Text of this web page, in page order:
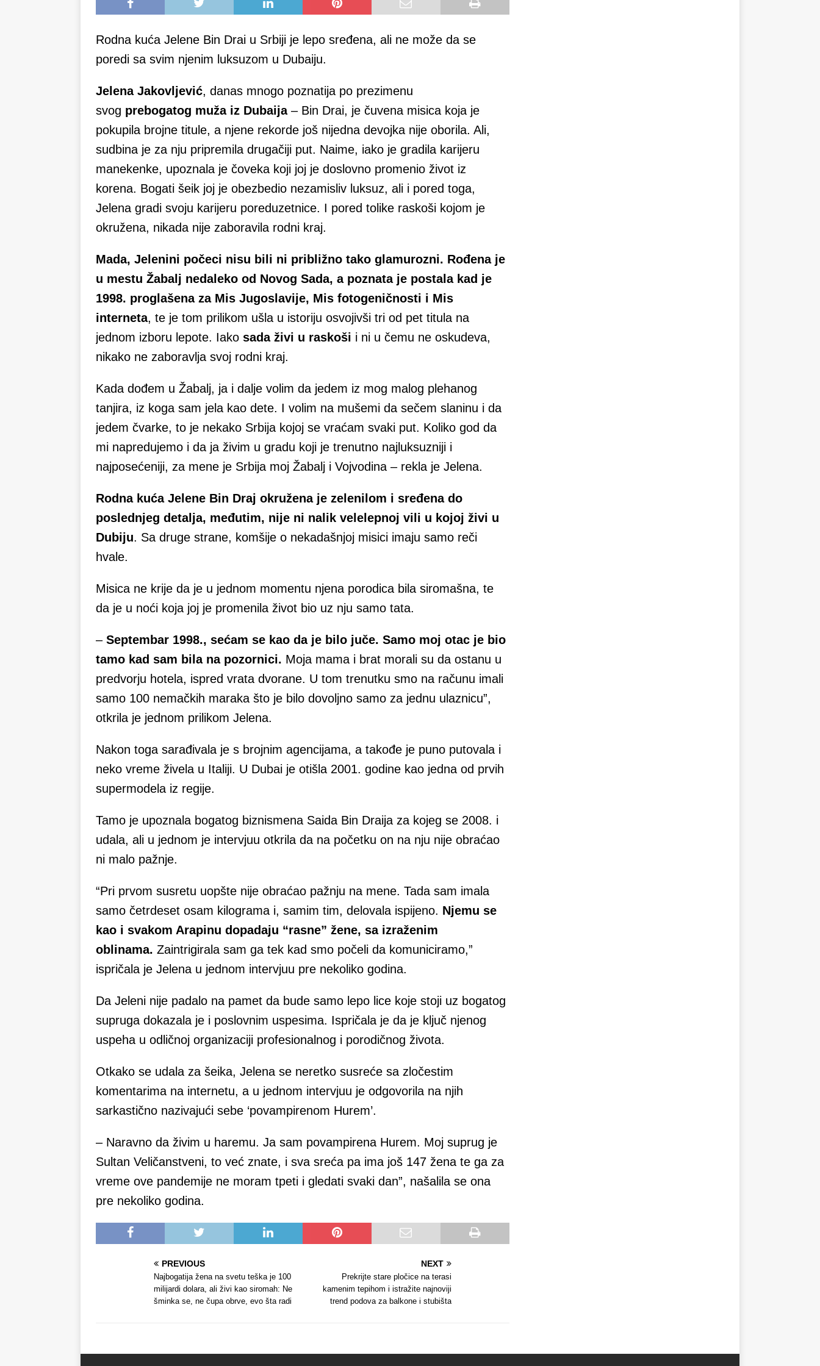
Rodna kuća Jelene Bin Drai u Srbiji je lepo sređena, ali ne može da se
poredi sa svim njenim luksuzom u Dubaiju.
Jelena Jakovljević, danas mnogo poznatija po prezimenu
svog prebogatog muža iz Dubaija – Bin Drai, je čuvena misica koja je
pokupila brojne titule, a njene rekorde još nijedna devojka nije oborila. Ali,
sudbina je za nju pripremila drugačiji put. Naime, iako je gradila karijeru
manekenke, upoznala je čoveka koji joj je doslovno promenio život iz
korena. Bogati šeik joj je obezbedio nezamisliv luksuz, ali i pored toga,
Jelena gradi svoju karijeru poreduzetnice. I pored tolike raskoši kojom je
okružena, nikada nije zaboravila rodni kraj.
Mada, Jelenini počeci nisu bili ni približno tako glamurozni. Rođena je
u mestu Žabalj nedaleko od Novog Sada, a poznata je postala kad je
1998. proglašena za Mis Jugoslavije, Mis fotogeničnosti i Mis
interneta, te je tom prilikom ušla u istoriju osvojivši tri od pet titula na
jednom izboru lepote. Iako sada živi u raskoši i ni u čemu ne oskudeva,
nikako ne zaboravlja svoj rodni kraj.
Kada dođem u Žabalj, ja i dalje volim da jedem iz mog malog plehanog
tanjira, iz koga sam jela kao dete. I volim na mušemi da sečem slaninu i da
jedem čvarke, to je nekako Srbija kojoj se vraćam svaki put. Koliko god da
mi napredujemo i da ja živim u gradu koji je trenutno najluksuzniji i
najposećeniji, za mene je Srbija moj Žabalj i Vojvodina – rekla je Jelena.
Rodna kuća Jelene Bin Draj okružena je zelenilom i sređena do
poslednjeg detalja, međutim, nije ni nalik velelepnoj vili u kojoj živi u
Dubiju. Sa druge strane, komšije o nekadašnjoj misici imaju samo reči
hvale.
Misica ne krije da je u jednom momentu njena porodica bila siromašna, te
da je u noći koja joj je promenila život bio uz nju samo tata.
–Septembar 1998., sećam se kao da je bilo juče. Samo moj otac je bio
tamo kad sam bila na pozornici. Moja mama i brat morali su da ostanu u
predvorju hotela, ispred vrata dvorane. U tom trenutku smo na računu imali
samo 100 nemačkih maraka što je bilo dovoljno samo za jednu ulaznicu”,
otkrila je jednom prilikom Jelena.
Nakon toga sarađivala je s brojnim agencijama, a takođe je puno putovala i
neko vreme živela u Italiji. U Dubai je otišla 2001. godine kao jedna od prvih
supermodela iz regije.
Tamo je upoznala bogatog biznismena Saida Bin Draija za kojeg se 2008. i
udala, ali u jednom je intervjuu otkrila da na početku on na nju nije obraćao
ni malo pažnje.
“Pri prvom susretu uopšte nije obraćao pažnju na mene. Tada sam imala
samo četrdeset osam kilograma i, samim tim, delovala ispijeno. Njemu se
kao i svakom Arapinu dopadaju “rasne” žene, sa izraženim
oblinama. Zaintrigirala sam ga tek kad smo počeli da komuniciramo,”
ispričala je Jelena u jednom intervjuu pre nekoliko godina.
Da Jeleni nije padalo na pamet da bude samo lepo lice koje stoji uz bogatog
supruga dokazala je i poslovnim uspesima. Ispričala je da je ključ njenog
uspeha u odličnoj organizaciji profesionalnog i porodičnog života.
Otkako se udala za šeika, Jelena se neretko susreće sa zločestim
komentarima na internetu, a u jednom intervjuu je odgovorila na njih
sarkastično nazivajući sebe ‘povampirenom Hurem’.
– Naravno da živim u haremu. Ja sam povampirena Hurem. Moj suprug je
Sultan Veličanstveni, to već znate, i sva sreća pa ima još 147 žena te ga za
vreme ove pandemije ne moram tpeti i gledati svaki dan”, našalila se ona
pre nekoliko godina.
PREVIOUS
Najbogatija žena na svetu teška je 100
milijardi dolara, ali živi kao siromah: Ne
šminka se, ne čupa obrve, evo šta radi
NEXT
Prekrijte stare pločice na terasi
kamenim tepihom i istražite najnoviji
trend podova za balkone i stubišta